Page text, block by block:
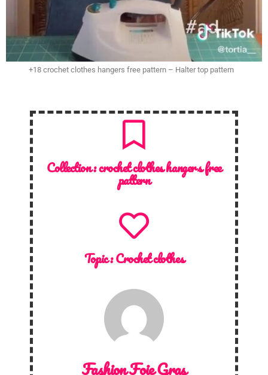
+18 crochet clothes hangers free pattern – Halter top pattern
Collection :crochet clothes hangers free
pattern
Topic :Crochet clothes
Fashion Foie Gras